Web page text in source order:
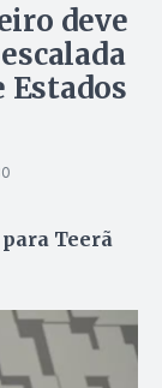
deve
Teerã